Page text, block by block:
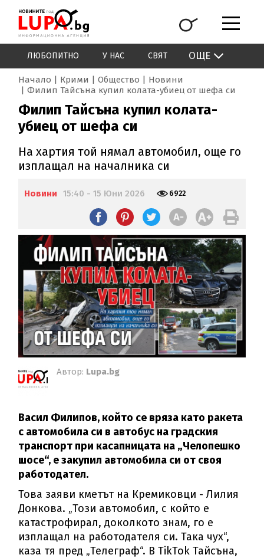
ЛЮБОПИТНО У НАС СВЯТ ОЩЕ
Начало Крими Общество
Новини
Филип Тайсъна купил колата-убиец от шефа си
Филип Тайсъна купил колата-
убиец от шефа си
На хартия той нямал автомобил, още го
изплащал на началника си
Новини 15:40 - 15 Юни 2026 6922
Автор: Lupa.bg
Васил Филипов, който се вряза като ракета
с автомобила си в автобус на градския
транспорт при касапницата на „Челопешко
шосе“, е закупил автомобила си от своя
работодател.
Това заяви кметът на Кремиковци - Лилия
Донкова. „Този автомобил, с който е
катастрофирал, доколкото знам, го е
изплащал на работодателя си. Така чух“,
каза тя пред „Телеграф“. В TikTok Тайсъна,